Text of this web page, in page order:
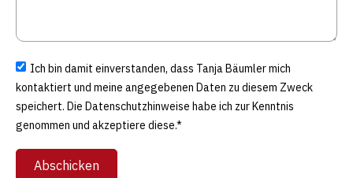
Ich bin damit einverstanden, dass Tanja Bäumler mich
kontaktiert und meine angegebenen Daten zu diesem Zweck
speichert. Die Datenschutzhinweise habe ich zur Kenntnis
genommen und akzeptiere diese.*
Abschicken